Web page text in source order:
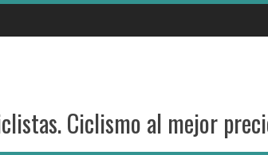
Ciclismo al mejor